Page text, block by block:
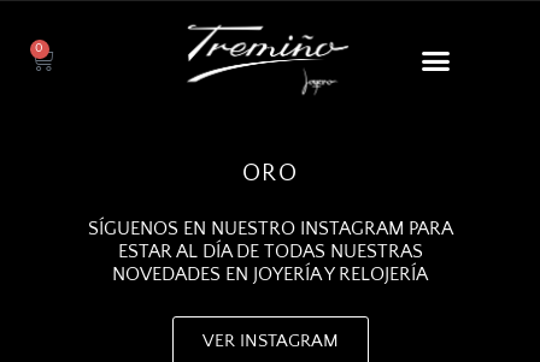
0
ORO
SÍGUENOS EN NUESTRO INSTAGRAM PARA
ESTAR AL DÍA DE TODAS NUESTRAS
NOVEDADES EN JOYERÍA Y RELOJERÍA
VER INSTAGRAM